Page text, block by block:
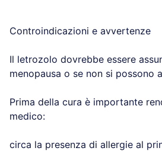
Controindicazioni e avvertenze
Il letrozolo dovrebbe essere
menopausa o se non si possono
Prima della cura è importante
medico:
circa la presenza di allergie al